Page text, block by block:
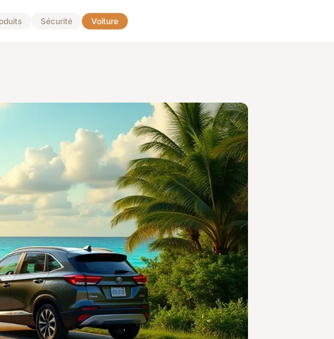
Sécurité Voiture